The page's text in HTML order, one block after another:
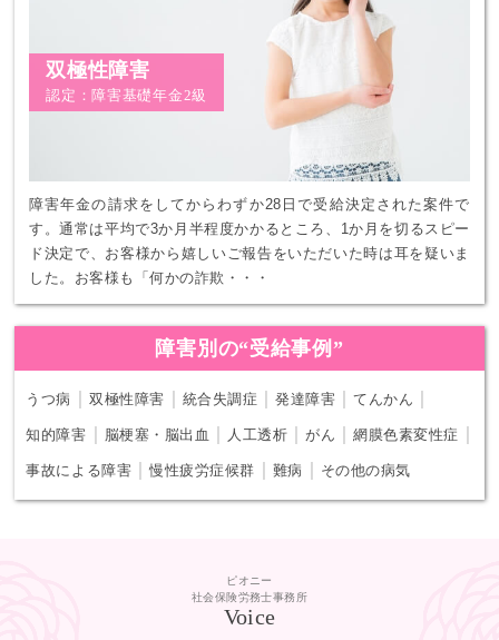
双極性障害
認定：障害基礎年金2級
障害年金の請求をしてからわずか28日で受給決定された案件で
す。通常は平均で3か月半程度かかるところ、1か月を切るスピー
ド決定で、お客様から嬉しいご報告をいただいた時は耳を疑いま
した。お客様も「何かの詐欺・・・
障害別の“受給事例”
うつ病 双極性障害 統合失調症 ｜発達障害 ｜てんかん
知的障害 脳梗塞・脳出血 人工透析 ｜がん ｜網膜色素変性症
事故による障害 ｜慢性疲労症候群 難病 その他の病気
ピオニー
社会保険労務士事務所
Voice